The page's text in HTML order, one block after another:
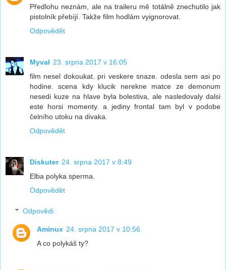
Předlohu neznám, ale na traileru mě totálně znechutilo jak
pistolník přebíjí. Takže film hodlám vyignorovat.
Odpovědět
Myval 23. srpna 2017 v 16:05
film nesel dokoukat. pri veskere snaze. odesla sem asi po
hodine. scena kdy klucik nerekne matce ze demonum
nesedi kuze na hlave byla bolestiva, ale nasledovaly dalsi
este horsi momenty. a jediny frontal tam byl v podobe
čelního utoku na divaka.
Odpovědět
Diskuter 24. srpna 2017 v 8:49
Elba polyka sperma.
Odpovědět
Odpovědi
Aminux 24. srpna 2017 v 10:56
A co polykáš ty?